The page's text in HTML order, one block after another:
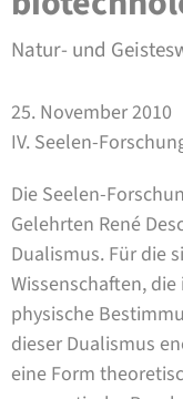
Natur- und
25. November 2010
IV. Seelen-
Die Seelen-
Gelehrten René
Dualismus. Für die
Wissenschaften,
physische
dieser Dualismus
eine Form